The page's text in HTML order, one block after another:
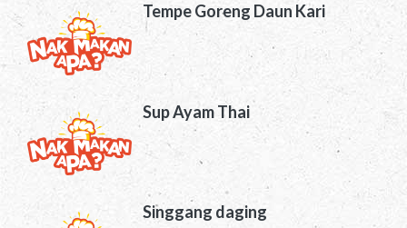
Tempe Goreng Daun Kari
Sup Ayam Thai
Singgang daging